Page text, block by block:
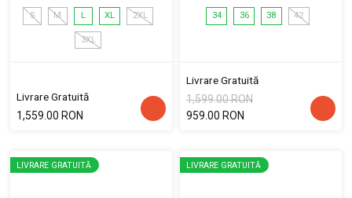
S M L XL 2XL
3XL
Livrare Gratuită
1,559.00 RON
34 36 38 42
Livrare Gratuită
1,599.00 RON
959.00 RON
LIVRARE GRATUITĂ LIVRARE GRATUITĂ